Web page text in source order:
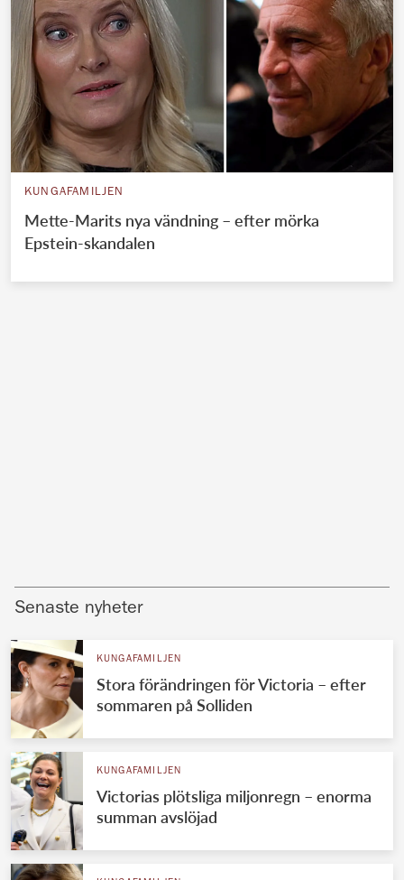
KUNGAFAMILJEN
Mette-Marits nya vändning – efter mörka
Epstein-skandalen
Senaste nyheter
KUNGAFAMILJEN
Stora förändringen för Victoria – efter
sommaren på Solliden
KUNGAFAMILJEN
Victorias plötsliga miljonregn – enorma
summan avslöjad